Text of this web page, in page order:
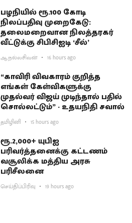
பழநியில் ரூ.100 கோடி
நிலப்பதிவு முறைகேடு:
தலைமறைவான நிலத்தரகர்
வீட்டுக்கு சிபிசிஐடி ‘சீல்’
ஆ.நல்லசிவன் 16 hours ago
“காவிரி விவகாரம் குறித்த
எங்கள் கேள்விகளுக்கு
முதல்வர் விஜய் முடிந்தால் பதில்
சொல்லட்டும்” - உதயநிதி சவால்
தமிழினி 15 hours ago
ரூ.2,000+ யுபிஐ
பரிவர்த்தனைக்கு கட்டணம்
வசூலிக்க மத்திய அரசு
பரிசீலனை
செய்திப்பிரிவு 19 hours ago